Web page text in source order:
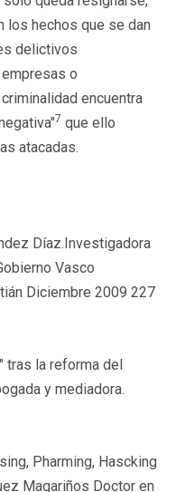
los hechos que se dan
delictivos
o
encuentra
7 que ello
atacadas.
Díaz.Investigadora
Vasco
Diciembre 2009 227
tras la reforma del
y mediadora.
Pharming, Hascking
Magariños Doctor en